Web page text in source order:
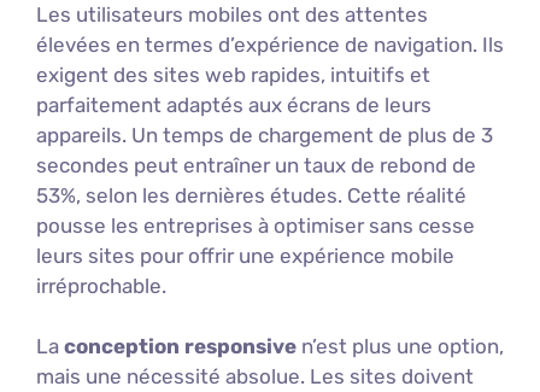
Les utilisateurs mobiles ont des attentes
élevées en termes d’expérience de navigation. Ils
exigent des sites web rapides, intuitifs et
parfaitement adaptés aux écrans de leurs
appareils. Un temps de chargement de plus de 3
secondes peut entraîner un taux de rebond de
53%, selon les dernières études. Cette réalité
pousse les entreprises à optimiser sans cesse
leurs sites pour offrir une expérience mobile
irréprochable.
La conception responsive n’est plus une option,
mais une nécessité absolue. Les sites doivent